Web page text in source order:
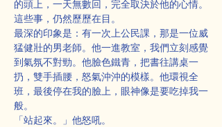
的頭上，一天無數回，完全取決於他的心情。
這些事，仍然歷歷在目。
最深的印象是：有一次上公民課，那是一位威
猛健壯的男老師。他一進教室，我們立刻感覺
到氣氛不對勁。他臉色鐵青，把書往講桌一
扔，雙手插腰，怒氣沖沖的模樣。他環視全
班，最後停在我的臉上，眼神像是要吃掉我一
般。
「站起來。」他怒吼。